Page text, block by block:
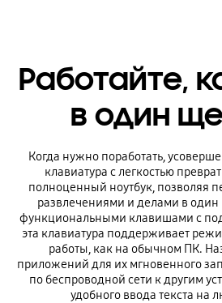
Работайте,
в один
Когда нужно поработать,
клавиатура с легкостью
полноценный ноутбук, позволяя
развлечениями и делами в
функциональными клавишами с
эта клавиатура поддерживает
работы, как на обычном ПК.
приложений для их мгновенного
по беспроводной сети к другим
удобного ввода текста на